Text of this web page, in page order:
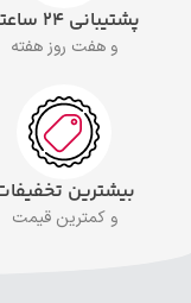
پشتیبانی ۲۴ ساعته
و هفت روز هفته
بیشترین
و کمترین قیمت